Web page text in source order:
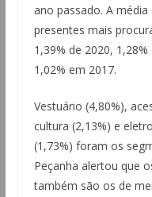
ano passado. A
presentes mais
1,39% de 2020,
1,02% em 2017.
Vestuário (4,80%),
cultura (2,13%) e
(1,73%) foram os
Peçanha alertou que
também são os de